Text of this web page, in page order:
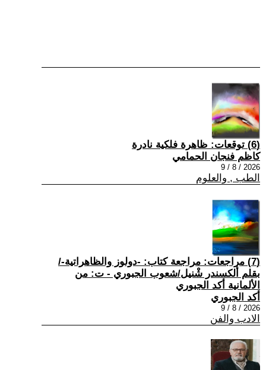
(6) توقعات: ظاهرة فلكية نادرة
كاظم فنجان الحمامي
2026 / 8 / 9
الطب , والعلوم
(7) مراجعات: مراجعة كتاب: -دولوز والظاهراتية-/
بقلم ألكسندر شْنيل/شعوب الجبوري - ت: من
الألمانية أكد الجبوري
أكد الجبوري
2026 / 8 / 9
الادب والفن